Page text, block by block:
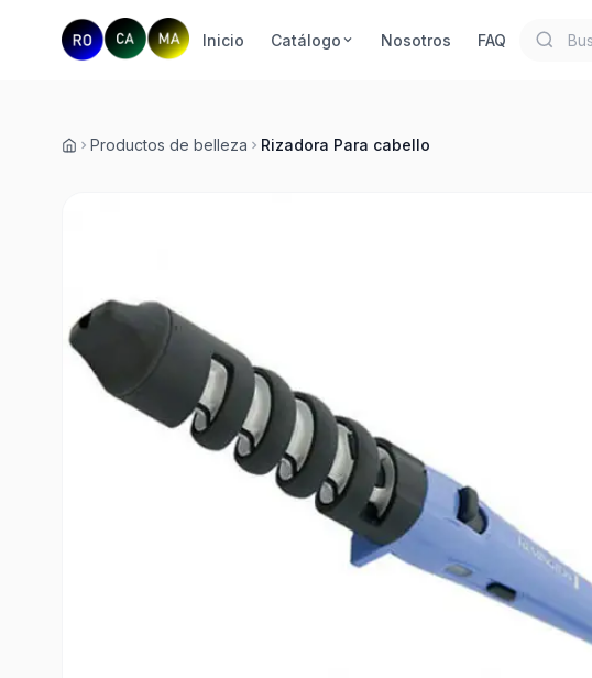
Inicio Catálogo Nosotros FAQ
Inicio
Productos de belleza Rizadora Para cabello